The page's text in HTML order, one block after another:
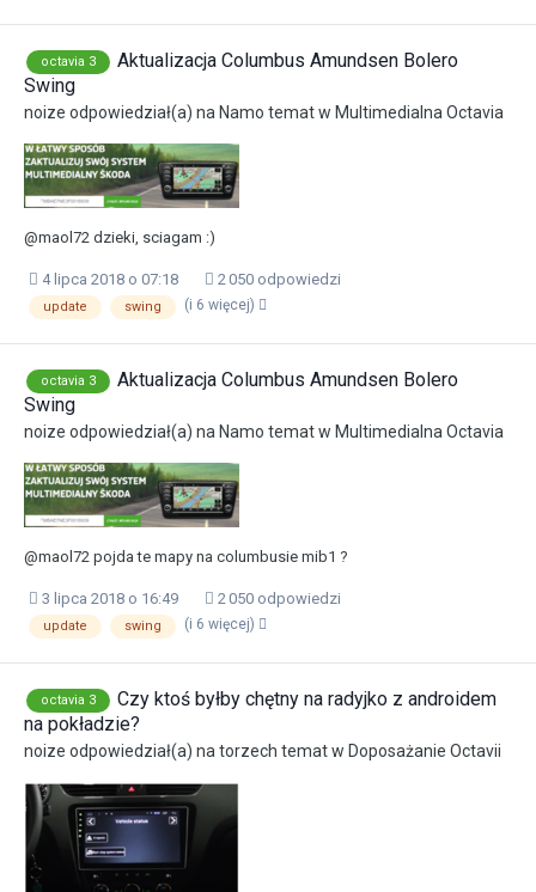
octavia 3
Aktualizacja Columbus Amundsen Bolero
Swing
noize odpowiedział(a) na Namo temat w Multimedialna Octavia
@maol72 dzieki, sciagam :)
4 lipca 2018 o 07:18 2 050 odpowiedzi
update swing (i 6 więcej)
octavia 3
Aktualizacja Columbus Amundsen Bolero
Swing
noize odpowiedział(a) na Namo temat w Multimedialna Octavia
@maol72 pojda te mapy na columbusie mib1 ?
3 lipca 2018 o 16:49 2 050 odpowiedzi
update swing (i 6 więcej)
octavia 3
Czy ktoś byłby chętny na radyjko z androidem
na pokładzie?
noize odpowiedział(a) na torzech temat w Doposażanie Octavii